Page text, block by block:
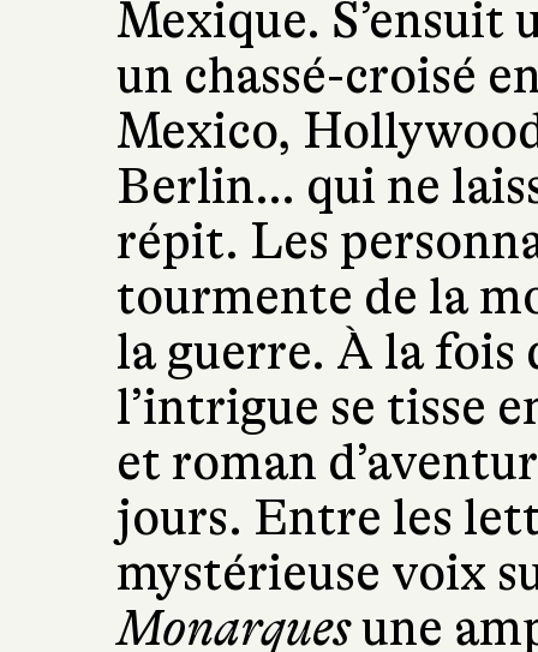
Mexique. S’ensuit
un chassé-croisé
Mexico,
Berlin… qui ne
répit. Les
tourmente de la
la guerre. À la fois
l’intrigue se tisse
et roman
jours. Entre les
mystérieuse voix
Monarquesune